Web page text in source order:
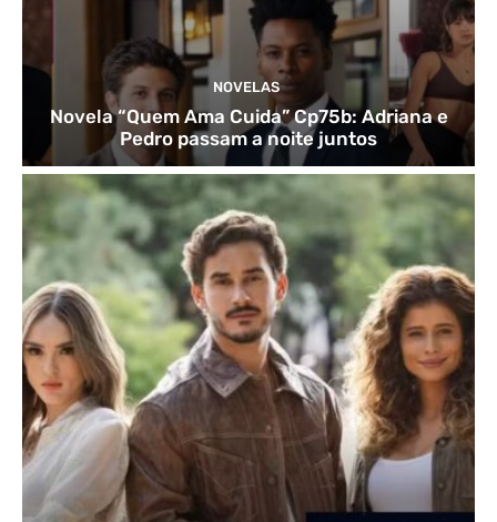
NOVELAS
Novela “Quem Ama Cuida” Cp75b: Adriana e
Pedro passam a noite juntos